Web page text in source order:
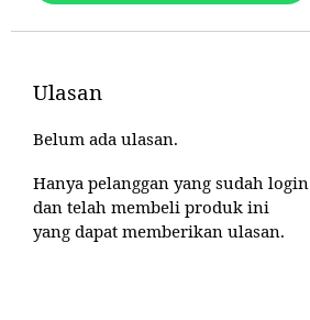
Ulasan
Belum ada ulasan.
Hanya pelanggan yang sudah login
dan telah membeli produk ini
yang dapat memberikan ulasan.